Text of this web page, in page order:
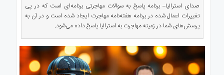
صدای استرالیا– برنامه پاسخ به سوالات مهاجرتی برنامه‌ای است که در پی
تغییرات اعمال شده در برنامه هفته‌نامه مهاجرت ایجاد شده است و در آن به
پرسش‌های شما در زمینه مهاجرت به استرالیا پاسخ داده می‌شود.